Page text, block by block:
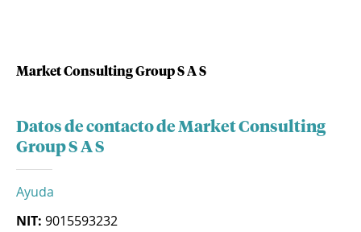
Market Consulting Group S A S
Datos de contacto de Market Consulting
Group S A S
Ayuda
NIT: 9015593232